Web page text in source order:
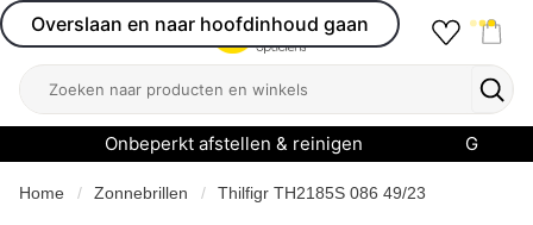
Overslaan en naar hoofdinhoud gaan
Open menu
Zoeken
Onbeperkt afstellen & reinigen
Home Zonnebrillen Thilfigr TH2185S 086 49/23